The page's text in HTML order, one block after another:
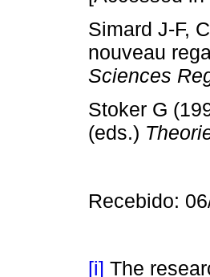
Simard J-F,
nouveau
Sciences
Stoker G
(eds.)
Recebido:
[i] The